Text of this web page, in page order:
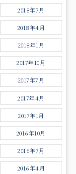
2018年7月
2018年4月
2018年1月
2017年10月
2017年7月
2017年4月
2017年1月
2016年10月
2016年7月
2016年4月